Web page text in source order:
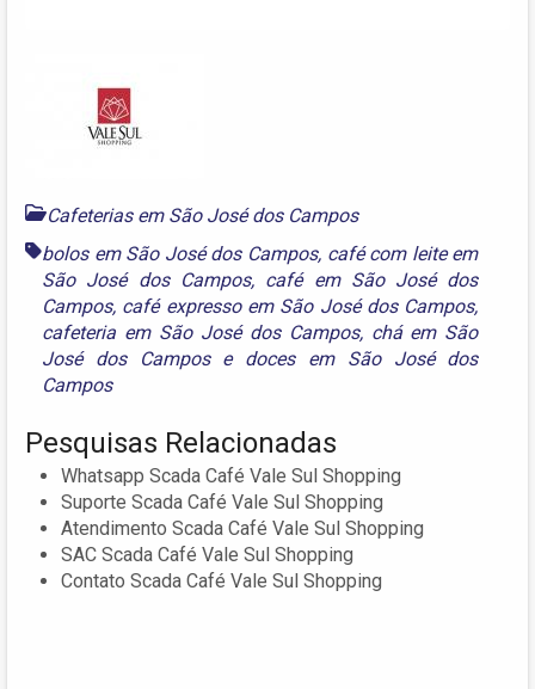
Cafeterias em São José dos Campos
bolos em São José dos Campos, café com leite em
São José dos Campos, café em São José dos
Campos, café expresso em São José dos Campos,
cafeteria em São José dos Campos, chá em São
José dos Campose doces em São José dos
Campos
Pesquisas Relacionadas
Whatsapp Scada Café Vale Sul Shopping
Suporte Scada Café Vale Sul Shopping
Atendimento Scada Café Vale Sul Shopping
SAC Scada Café Vale Sul Shopping
Contato Scada Café Vale Sul Shopping